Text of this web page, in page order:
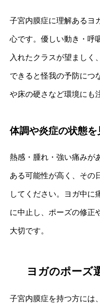
子宮内膜症に理解あるヨ
心です。優しい動き・呼
入れたクラスが望ましく
できると怪我の予防につ
や床の硬さなど環境にも
体調や炎症の状態を
熱感・腫れ・強い痛みが
ある可能性が高く、その
してください。ヨガ中に
に中止し、ポーズの修正
大切です。
ヨガのポーズ
子宮内膜症を持つ方には